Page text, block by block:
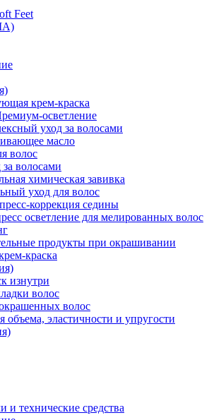
Feet
крем-краска
осветление
уход за волосами
масло
волос
волосами
химическая завивка
уход для волос
коррекция седины
осветление для мелированных волос
продукты при окрашивании
краска
изнутри
волос
волос
объема, эластичности и упругости
и технические средства